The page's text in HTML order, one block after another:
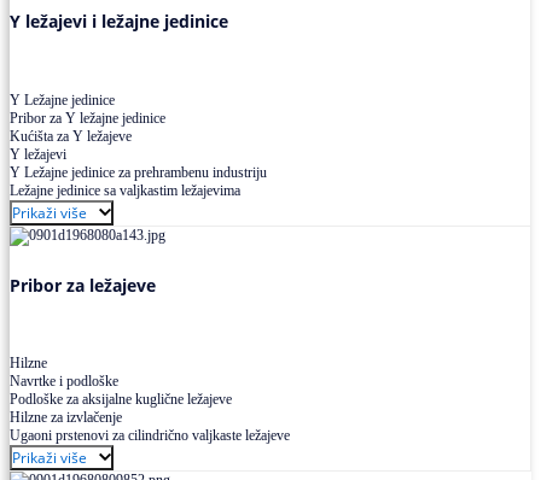
Y ležajevi i ležajne jedinice
Y Ležajne jedinice
Pribor za Y ležajne jedinice
Kućišta za Y ležajeve
Y ležajevi
Y Ležajne jedinice za prehrambenu industriju
Ležajne jedinice sa valjkastim ležajevima
Prikaži više
Pribor za ležajeve
Hilzne
Navrtke i podloške
Podloške za aksijalne kuglične ležajeve
Hilzne za izvlačenje
Ugaoni prstenovi za cilindrično valjkaste ležajeve
Prikaži više